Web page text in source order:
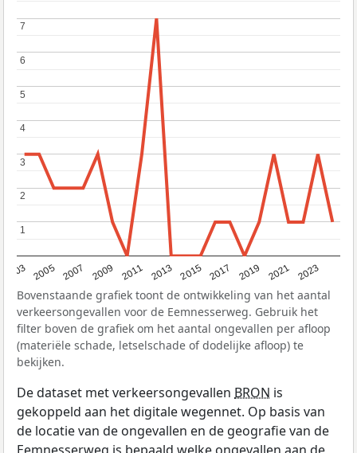
2003 2005 2007 2009 2011 2013 2015 2017 2019 2021 2023
1
1
2
2
3
3
4
4
5
5
6
6
7
7
Bovenstaande grafiek toont de ontwikkeling van het aantal
verkeersongevallen voor de Eemnesserweg. Gebruik het
filter boven de grafiek om het aantal ongevallen per afloop
(materiële schade, letselschade of dodelijke afloop) te
bekijken.
De dataset met verkeersongevallen BRON is
gekoppeld aan het digitale wegennet. Op basis van
de locatie van de ongevallen en de geografie van de